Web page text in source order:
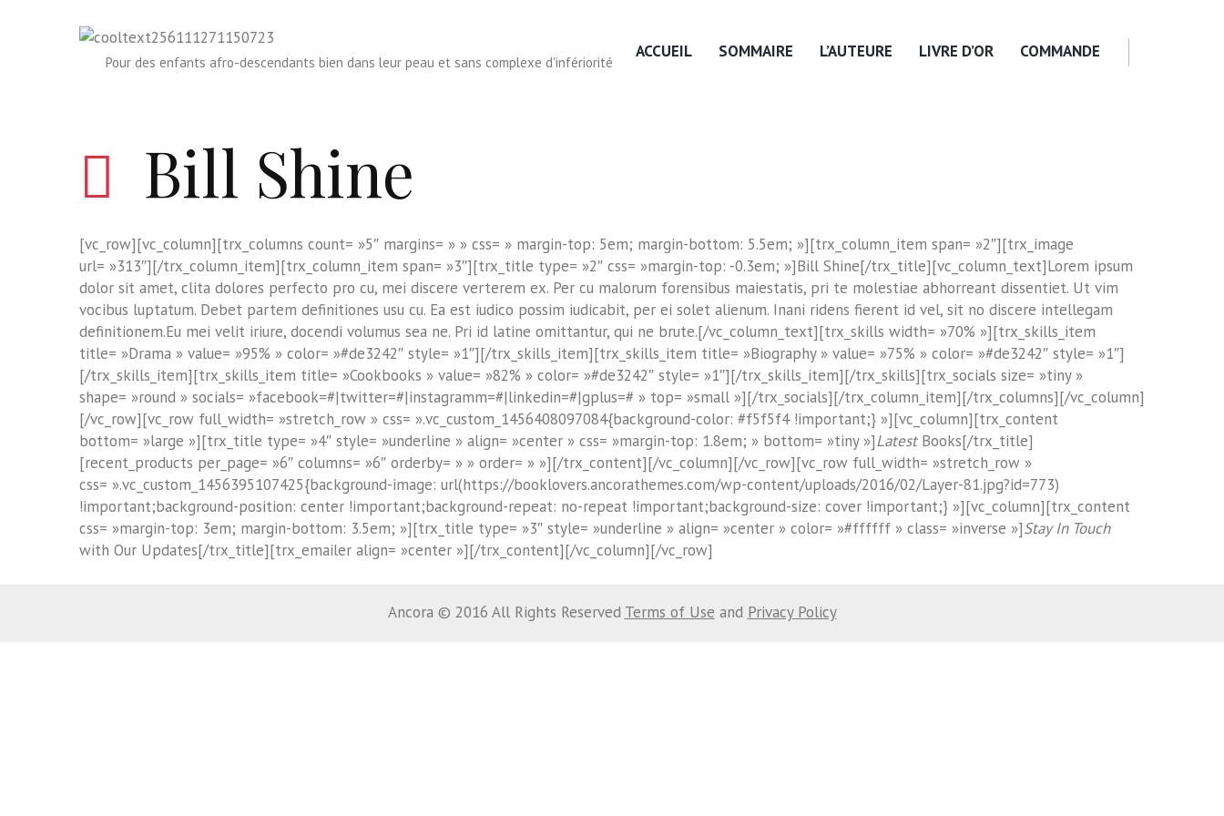
Pour des enfants afro-descendants bien dans leur peau et sans complexe d'infériorité
ACCUEIL SOMMAIRE L’AUTEURE LIVRE D’OR COMMANDE
Bill Shine
[vc_row][vc_column][trx_columns count= »5″ margins= » » css= » margin-top: 5em; margin-bottom: 5.5em; »][trx_column_item span= »2″][trx_image
url= »313″][/trx_column_item][trx_column_item span= »3″][trx_title type= »2″ css= »margin-top: -0.3em; »]Bill Shine[/trx_title][vc_column_text]Lorem ipsum
dolor sit amet, clita dolores perfecto pro cu, mei discere verterem ex. Per cu malorum forensibus maiestatis, pri te molestiae abhorreant dissentiet. Ut vim
vocibus luptatum. Debet partem definitiones usu cu. Ea est iudico possim iudicabit, per ei solet alienum. Inani ridens fierent id vel, sit no discere intellegam
definitionem.Eu mei velit iriure, docendi volumus sea ne. Pri id latine omittantur, qui ne brute.[/vc_column_text][trx_skills width= »70% »][trx_skills_item
title= »Drama » value= »95% » color= »#de3242″ style= »1″][/trx_skills_item][trx_skills_item title= »Biography » value= »75% » color= »#de3242″ style= »1″]
[/trx_skills_item][trx_skills_item title= »Cookbooks » value= »82% » color= »#de3242″ style= »1″][/trx_skills_item][/trx_skills][trx_socials size= »tiny »
shape= »round » socials= »facebook=#|twitter=#|instagramm=#|linkedin=#|gplus=# » top= »small »][/trx_socials][/trx_column_item][/trx_columns][/vc_column]
[/vc_row][vc_row full_width= »stretch_row » css= ».vc_custom_1456408097084{background-color: #f5f5f4 !important;} »][vc_column][trx_content
bottom= »large »][trx_title type= »4″ style= »underline » align= »center » css= »margin-top: 1.8em; » bottom= »tiny »]LatestBooks[/trx_title]
[recent_products per_page= »6″ columns= »6″ orderby= » » order= » »][/trx_content][/vc_column][/vc_row][vc_row full_width= »stretch_row »
css= ».vc_custom_1456395107425{background-image: url(https://booklovers.ancorathemes.com/wp-content/uploads/2016/02/Layer-81.jpg?id=773)
!important;background-position: center !important;background-repeat: no-repeat !important;background-size: cover !important;} »][vc_column][trx_content
css= »margin-top: 3em; margin-bottom: 3.5em; »][trx_title type= »3″ style= »underline » align= »center » color= »#ffffff » class= »inverse »]Stay In Touch
with Our Updates[/trx_title][trx_emailer align= »center »][/trx_content][/vc_column][/vc_row]
Ancora © 2016 All Rights Reserved Terms of Use and Privacy Policy